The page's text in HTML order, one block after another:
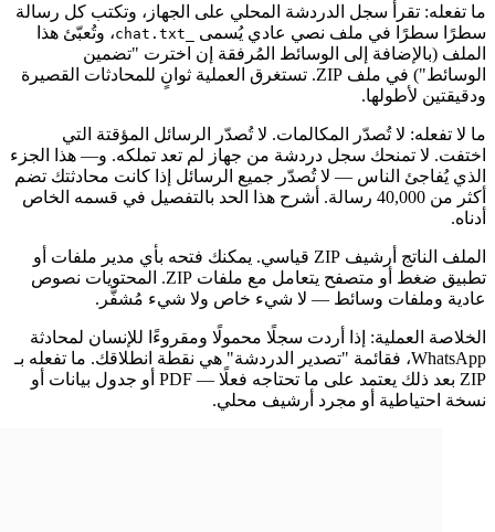
ما تفعله: تقرأ سجل الدردشة المحلي على الجهاز، وتكتب كل رسالة
سطرًا سطرًا في ملف نصي عادي يُسمى
، وتُعبّئ هذا
الملف (بالإضافة إلى الوسائط المُرفقة إن اخترت "تضمين
الوسائط") في ملف ZIP. تستغرق العملية ثوانٍ للمحادثات القصيرة
ودقيقتين لأطولها.
ما لا تفعله: لا تُصدّر المكالمات. لا تُصدّر الرسائل المؤقتة التي
اختفت. لا تمنحك سجل دردشة من جهاز لم تعد تملكه. و— هذا الجزء
الذي يُفاجئ الناس — لا تُصدّر جميع الرسائل إذا كانت محادثتك تضم
أكثر من 40,000 رسالة. أشرح هذا الحد بالتفصيل في قسمه الخاص
أدناه.
الملف الناتج أرشيف ZIP قياسي. يمكنك فتحه بأي مدير ملفات أو
تطبيق ضغط أو متصفح يتعامل مع ملفات ZIP. المحتويات نصوص
عادية وملفات وسائط — لا شيء خاص ولا شيء مُشفَّر.
الخلاصة العملية: إذا أردت سجلًا محمولًا ومقروءًا للإنسان لمحادثة
WhatsApp، فقائمة "تصدير الدردشة" هي نقطة انطلاقك. ما تفعله بـ
ZIP بعد ذلك يعتمد على ما تحتاجه فعلًا — PDF أو جدول بيانات أو
نسخة احتياطية أو مجرد أرشيف محلي.